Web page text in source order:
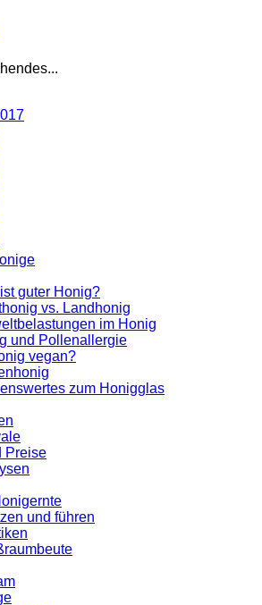
guter Honig?
vs. Landhonig
im Honig
und Pollenallergie
vegan?
zum Honigglas
Preise
und führen